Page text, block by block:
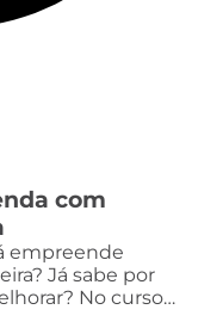
com
empreende
Já sabe por
No curso…